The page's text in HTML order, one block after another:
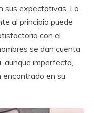
sus expectativas. Lo
al principio puede
con el
se dan cuenta
aunque imperfecta,
encontrado en su